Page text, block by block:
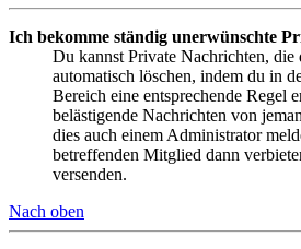
Ich bekomme ständig unerwünschte
Du kannst Private Nachrichten,
automatisch löschen, indem du in
Bereich eine entsprechende Regel
belästigende Nachrichten von
dies auch einem Administrator
betreffenden Mitglied dann
versenden.
Nach oben